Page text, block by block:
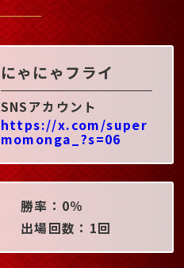
にゃにゃフライ
SNSアカウント
https://x.com/super
momonga_?s=06
勝率：0％
出場回数：1回